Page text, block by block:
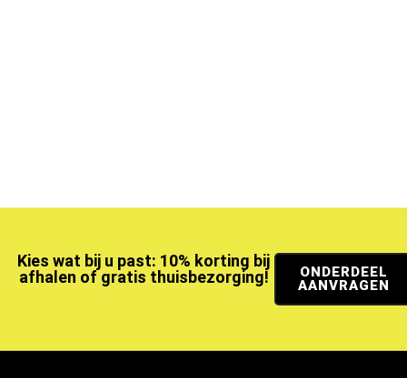
Kies wat bij u past: 10% korting bij
afhalen of gratis thuisbezorging!
ONDERDEEL
AANVRAGEN